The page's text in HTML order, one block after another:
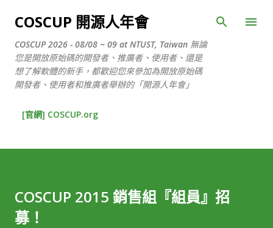
跳到主要內容
COSCUP 開源人年會
COSCUP 2026 - 08/08 ~ 09 at NTUST, Taiwan 無論
您是開放原始碼的開發者、推廣者、使用者、還是
想了解軟體的新手，都歡迎您來參加為開放原始碼
開發者、使用者和推廣者舉辦的「開源人年會」
[官網] COSCUP.org
COSCUP 2015 銷售組『組員』招
募！